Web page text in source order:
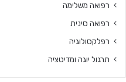
רפואה משלימה
רפואה סינית
רפלקסולוגיה
תרגול יוגה ומדיטציה